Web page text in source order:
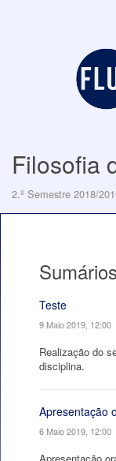
Filosofia
2.º Semestre 2018/
Sumários
Teste
9 Maio 2019, 12:00
Realização do
disciplina.
Apresentação
6 Maio 2019, 12:00